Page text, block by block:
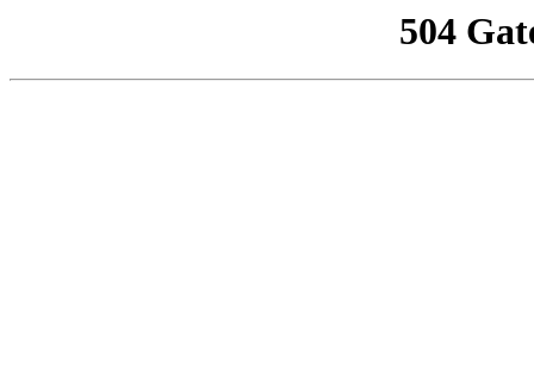
504